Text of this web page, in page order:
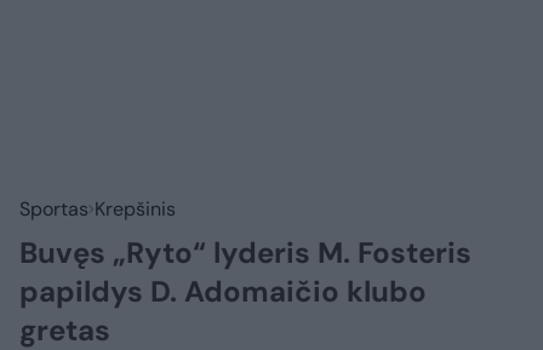
Sportas Krepšinis
Buvęs „Ryto“ lyderis M. Fosteris
papildys D. Adomaičio klubo
gretas